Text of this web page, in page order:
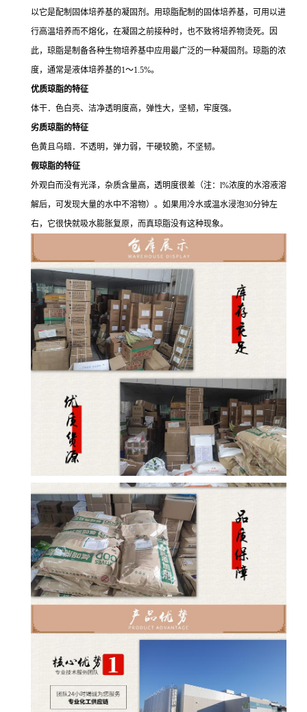
以它是配制固体培养基的凝固剂。用琼脂配制的固体培养基，可用以进
行高温培养而不熔化，在凝固之前接种时，也不致将培养物烫死。因
此，琼脂是制备各种生物培养基中应用最广泛的一种凝固剂。琼脂的浓
度，通常是液体培养基的1～1.5%。
优质琼脂的特征
体干．色白亮、洁净透明度高，弹性大，坚韧，牢度强。
劣质琼脂的特征
色黄且乌暗．不透明，弹力弱，干硬较脆，不坚韧。
假琼脂的特征
外观白而没有光泽，杂质含量高，透明度很差（注：l%浓度的水溶液溶
解后，可发现大量的水中不溶物）。如果用冷水或温水浸泡30分钟左
右，它很快就吸水膨胀复原，而真琼脂没有这种现象。